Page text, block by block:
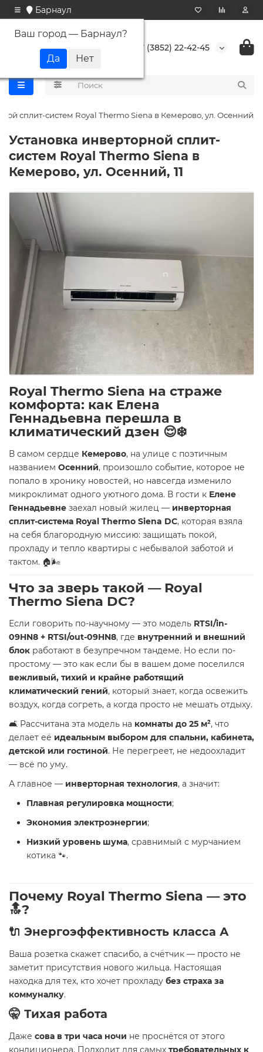
Барнаул
Ваш город — Барнаул?
+7 (3852) 22-42-45
сплит-систем Royal Thermo Siena в Кемерово, ул. Осенний, 11
Установка инверторной сплит-
систем Royal Thermo Siena в
Кемерово, ул. Осенний, 11
Royal Thermo Siena на страже
комфорта: как Елена
Геннадьевна перешла в
климатический дзен 😌❄️
В самом сердце Кемерово, на улице с поэтичным
названием Осенний, произошло событие, которое не
попало в хронику новостей, но навсегда изменило
микроклимат одного уютного дома. В гости к Елене
Геннадьевне заехал новый жилец — инверторная
сплит-система Royal Thermo Siena DC, которая взяла
на себя благородную миссию: защищать покой,
прохладу и тепло квартиры с небывалой заботой и
тактом. 🏠🌬️
Что за зверь такой — Royal
Thermo Siena DC?
Если говорить по-научному — это модель RTSI/in-
09HN8 + RTSI/out-09HN8, где внутренний и внешний
блок работают в безупречном тандеме. Но если по-
простому — это как если бы в вашем доме поселился
вежливый, тихий и крайне работящий
климатический гений, который знает, когда освежить
воздух, когда согреть, а когда просто не мешать отдыху.
🛋️ Рассчитана эта модель на комнаты до 25 м², что
делает её идеальным выбором для спальни, кабинета,
детской или гостиной. Не перегреет, не недоохладит
— всё по уму.
А главное — инверторная технология, а значит:
Плавная регулировка мощности;
Экономия электроэнергии;
Низкий уровень шума, сравнимый с мурчанием
котика 🐾.
Почему Royal Thermo Siena — это
🔝?
🔌 Энергоэффективность класса А
Ваша розетка скажет спасибо, а счётчик — просто не
заметит присутствия нового жильца. Настоящая
находка для тех, кто хочет прохладу без страха за
коммуналку.
🤫 Тихая работа
Даже сова в три часа ночи не проснётся от этого
кондиционера. Подходит для самых требовательных к